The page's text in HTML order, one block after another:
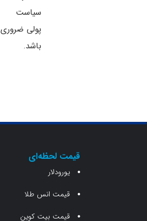
سیاست
پولی ضروری
باشد.
قیمت لحظه‌ای
یورودلار
قیمت انس طلا
قیمت بیت کوین